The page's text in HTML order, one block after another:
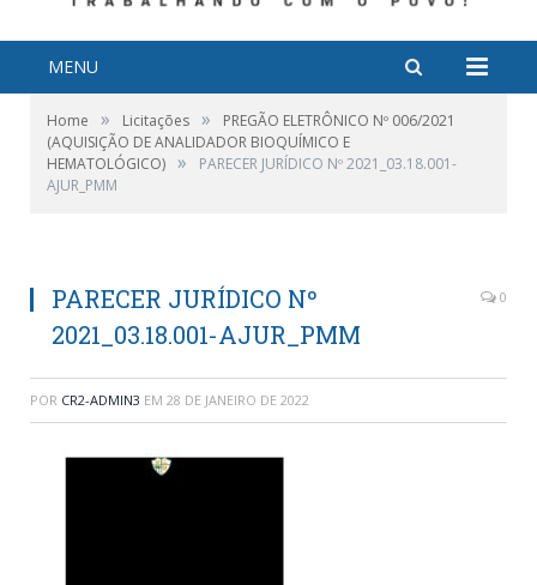
MENU
Home » Licitações »
PREGÃO ELETRÔNICO Nº 006/2021
(AQUISIÇÃO DE ANALIDADOR BIOQUÍMICO E
HEMATOLÓGICO) »
PARECER JURÍDICO Nº 2021_03.18.001-
AJUR_PMM
PARECER JURÍDICO Nº
2021_03.18.001-AJUR_PMM
0
POR CR2-ADMIN3 EM 28 DE JANEIRO DE 2022